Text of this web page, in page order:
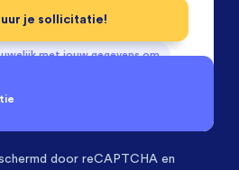
met jouw gegevens om
je sollicitatie!
door reCAPTCHA en